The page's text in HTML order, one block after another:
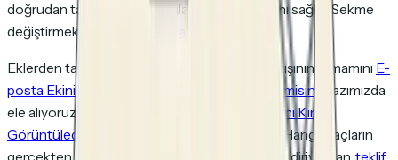
doğrudan takip edilebilir bağlantılar paylaşmanı sağlar. Sekme
değiştirmek yok.
Eklerden takip edilebilir bağlantılara geçiş iş akışının tamamını E-
posta Ekinin Açılıp Açılmadığını Takip Edebilir misin?
yazımızda
ele alıyoruz. Teklife özgü takip için
Satış Teklifini Kimin
Görüntülediğini Nasıl Görürsün
yazımıza bak. Hangi araçların